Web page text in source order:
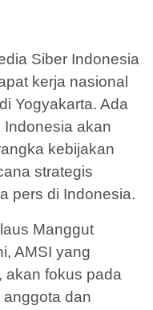
Siber Indonesia
kerja nasional
Yogyakarta. Ada
Indonesia akan
kebijakan
strategis
pers di Indonesia.
Manggut
AMSI yang
akan fokus pada
anggota dan